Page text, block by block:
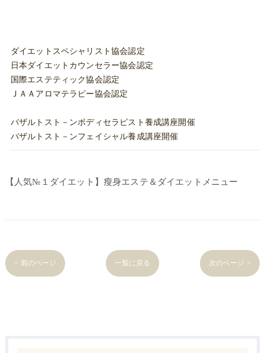
ダイエットスペシャリスト協会認定
日本ダイエットカウンセラー協会認定
国際エステティック協会認定
ＪＡＡアロマテラピー協会認定
バザルトスト－ンボディセラピスト養成講座開催
バザルトスト－ンフェイシャル養成講座開催
【人気№１ダイエット】瘦身エステ＆ダイエットメニュー
< 前のページ 一覧に戻る 次のページ >